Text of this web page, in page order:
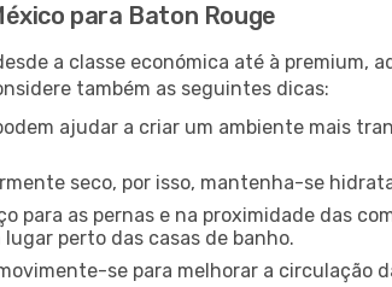
para Baton Rouge
a classe económica até à premium,
também as seguintes dicas:
ajudar a criar um ambiente mais
seco, por isso, mantenha-se
para as pernas e na proximidade das
perto das casas de banho.
se para melhorar a circulação